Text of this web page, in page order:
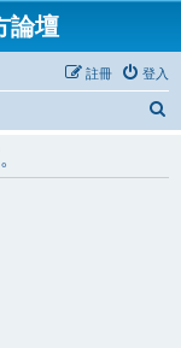
論壇
登入
註冊